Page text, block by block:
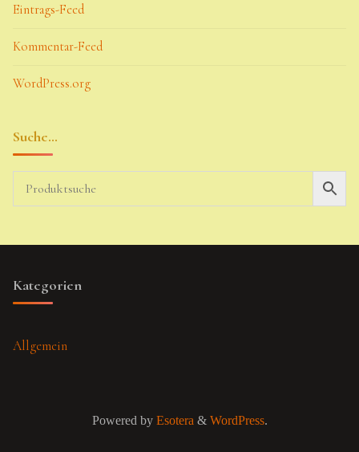
Eintrags-Feed
Kommentar-Feed
WordPress.org
Suche…
Kategorien
Allgemein
Powered byEsotera& WordPress.